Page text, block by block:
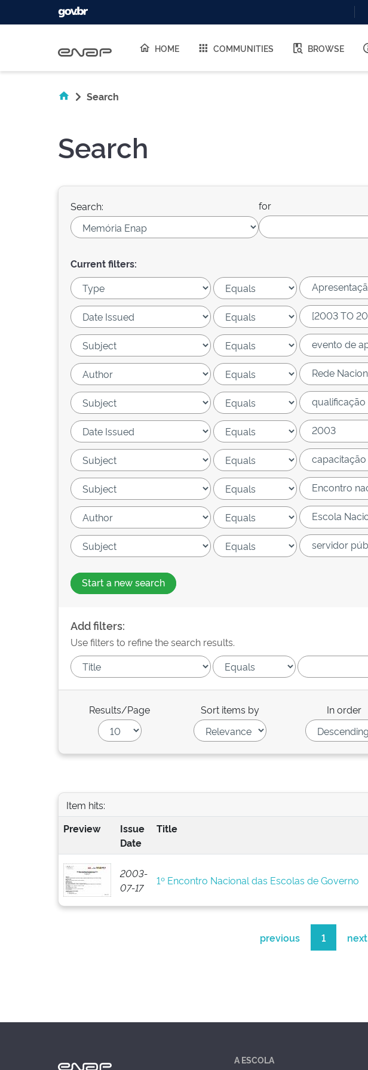
HOME COMMUNITIES BROWSE
Search
Search
Search: for
Current filters:
Start a new search
Add filters:
Use filters to refine the search results.
Results/Page Sort items by In order
Item hits:
Preview
Issue
Date
Title
2003-
07-17
1º Encontro Nacional das Escolas de Governo
previous 1 next
A ESCOLA